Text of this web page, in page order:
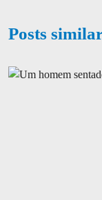
Posts
Confira os principais